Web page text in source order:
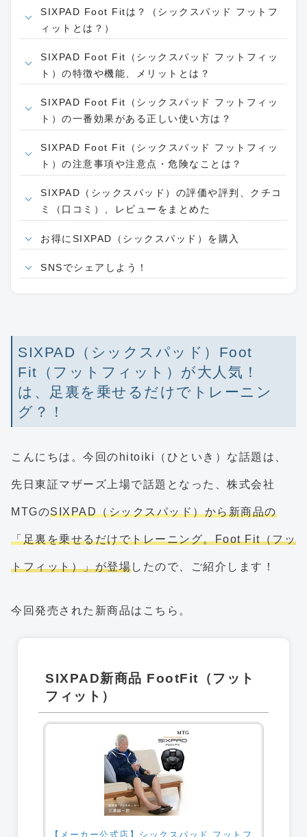
SIXPAD Foot Fitは？（シックスパッド フットフ
ィットとは？）
SIXPAD Foot Fit（シックスパッド フットフィッ
ト）の特徴や機能、メリットとは？
SIXPAD Foot Fit（シックスパッド フットフィッ
ト）の一番効果がある正しい使い方は？
SIXPAD Foot Fit（シックスパッド フットフィッ
ト）の注意事項や注意点・危険なことは？
SIXPAD（シックスパッド）の評価や評判、クチコ
ミ（口コミ）、レビューをまとめた
お得にSIXPAD（シックスパッド）を購入
SNSでシェアしよう！
SIXPAD（シックスパッド）Foot
Fit（フットフィット）が大人気！
は、足裏を乗せるだけでトレーニン
グ？！
こんにちは。今回のhitoiki（ひといき）な話題は、
先日東証マザーズ上場で話題となった、株式会社
MTGのSIXPAD（シックスパッド）から新商品の
「足裏を乗せるだけでトレーニング。Foot Fit（フッ
トフィット）」が登場したので、ご紹介します！
今回発売された新商品はこちら。
SIXPAD新商品 FootFit（フット
フィット）
【メーカー公式店】シックスパッド フットフ